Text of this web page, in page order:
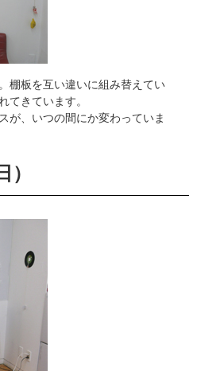
棚板を互い違いに組み替えてい
てきています。
が、いつの間にか変わっていま